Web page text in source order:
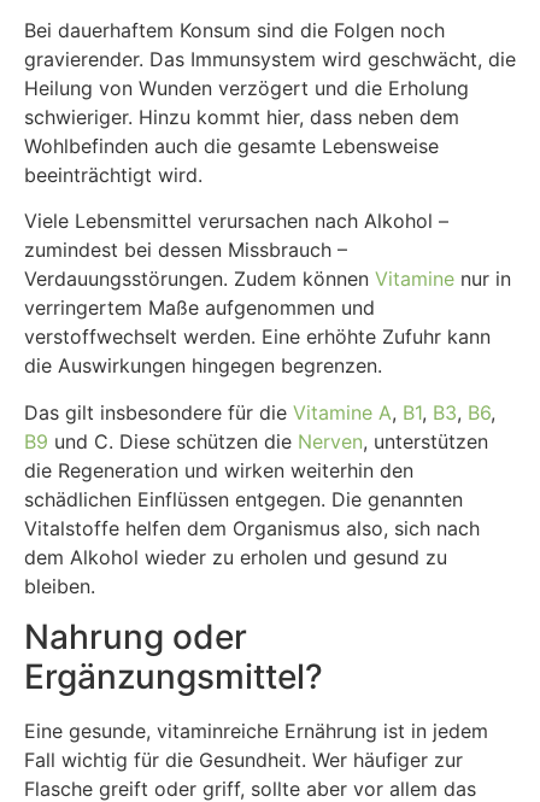
Bei dauerhaftem Konsum sind die Folgen noch
gravierender. Das Immunsystem wird geschwächt, die
Heilung von Wunden verzögert und die Erholung
schwieriger. Hinzu kommt hier, dass neben dem
Wohlbefinden auch die gesamte Lebensweise
beeinträchtigt wird.
Viele Lebensmittel verursachen nach Alkohol –
zumindest bei dessen Missbrauch –
Verdauungsstörungen. Zudem können Vitamine nur in
verringertem Maße aufgenommen und
verstoffwechselt werden. Eine erhöhte Zufuhr kann
die Auswirkungen hingegen begrenzen.
Das gilt insbesondere für die Vitamine A, B1, B3, B6,
B9 und C. Diese schützen die Nerven, unterstützen
die Regeneration und wirken weiterhin den
schädlichen Einflüssen entgegen. Die genannten
Vitalstoffe helfen dem Organismus also, sich nach
dem Alkohol wieder zu erholen und gesund zu
bleiben.
Nahrung oder
Ergänzungsmittel?
Eine gesunde, vitaminreiche Ernährung ist in jedem
Fall wichtig für die Gesundheit. Wer häufiger zur
Flasche greift oder griff, sollte aber vor allem das